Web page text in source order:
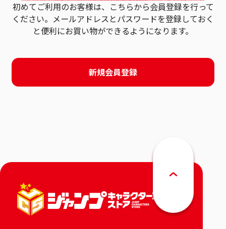
初めてご利用のお客様は、こちらから会員登録を行って
ください。 メールアドレスとパスワードを登録しておく
と便利にお買い物ができるようになります。
新規会員登録